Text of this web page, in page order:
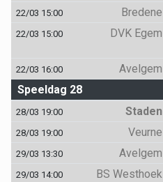
22/03 15:00 Bredene
22/03 15:00 DVK Egem
22/03 16:00 Avelgem
Speeldag 28
28/03 19:00 Staden
28/03 19:00 Veurne
29/03 13:30 Avelgem
29/03 14:00 BS Westhoek